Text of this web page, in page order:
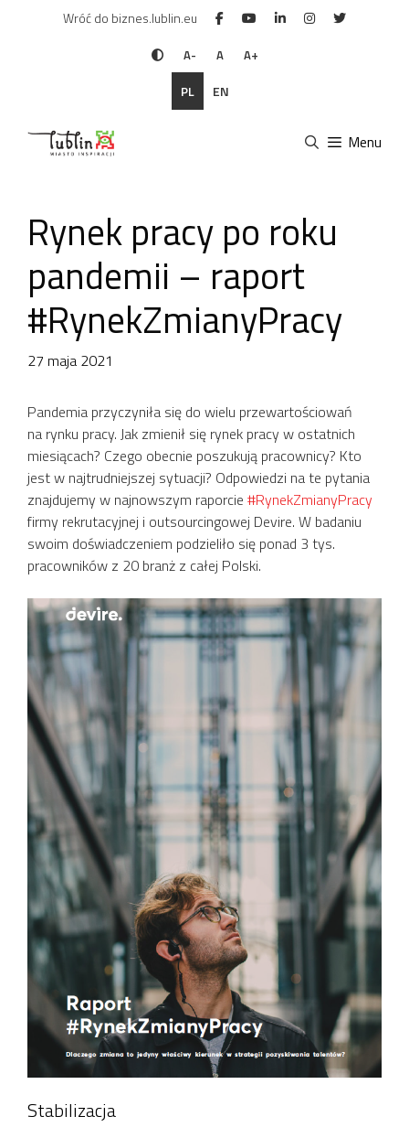
Wróć do biznes.lublin.eu
A- A A+
PL EN
Menu
Rynek pracy po roku
pandemii – raport
#RynekZmianyPracy
27 maja 2021
Pandemia przyczyniła się do wielu przewartościowań
na rynku pracy. Jak zmienił się rynek pracy w ostatnich
miesiącach? Czego obecnie poszukują pracownicy? Kto
jest w najtrudniejszej sytuacji? Odpowiedzi na te pytania
znajdujemy w najnowszym raporcie #RynekZmianyPracy
firmy rekrutacyjnej i outsourcingowej Devire. W badaniu
swoim doświadczeniem podzieliło się ponad 3 tys.
pracowników z 20 branż z całej Polski.
Stabilizacja